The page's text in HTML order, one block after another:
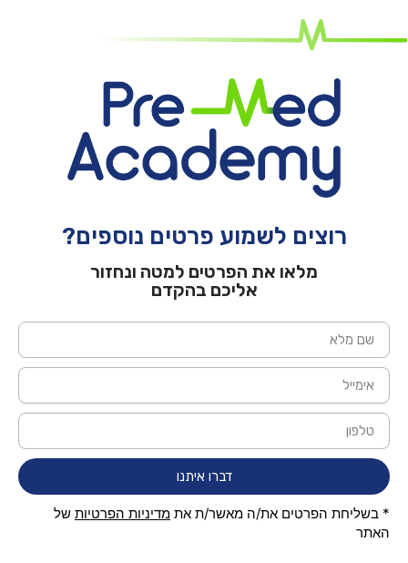
רוצים לשמוע פרטים נוספים?
מלאו את הפרטים למטה ונחזור
אליכם בהקדם
דברו איתנו
* בשליחת הפרטים את/ה מאשר/ת את מדיניות הפרטיות של
האתר